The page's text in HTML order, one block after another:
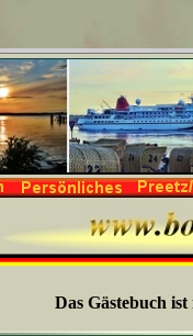
Das Gästebuch